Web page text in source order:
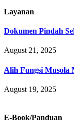
Layanan
Dokumen Pindah
August 21, 2025
Alih Fungsi Musola
August 19, 2025
E-Book/Panduan